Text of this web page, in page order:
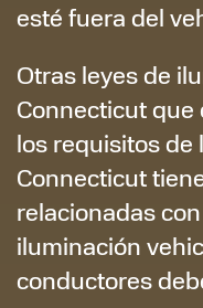
esté fuera del
Otras leyes de
Connecticut que
los requisitos de
Connecticut
relacionadas
iluminación
conductores